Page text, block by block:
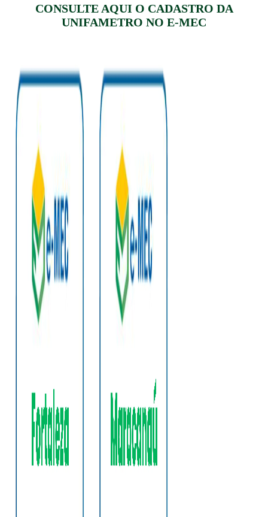
CONSULTE AQUI O CADASTRO DA
UNIFAMETRO NO E-MEC